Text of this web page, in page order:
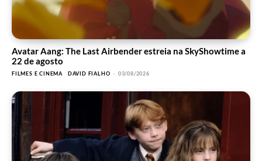
Avatar Aang: The Last Airbender estreia na SkyShowtime a
22 de agosto
FILMES E CINEMA DAVID FIALHO - 03/08/2026